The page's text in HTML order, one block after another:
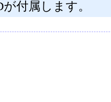
付属します。